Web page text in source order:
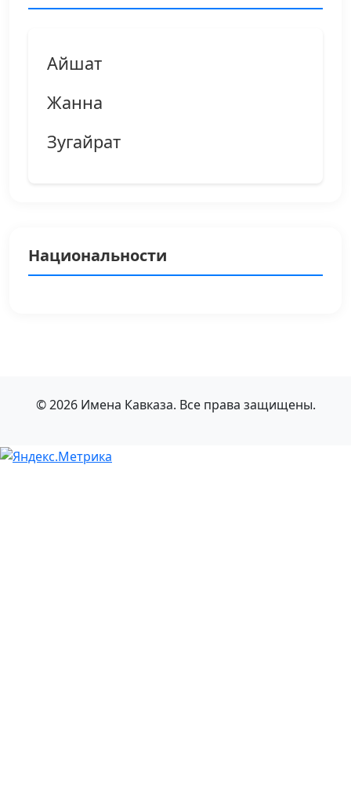
Айшат
Жанна
Зугайрат
Национальности
© 2026 Имена Кавказа. Все права защищены.